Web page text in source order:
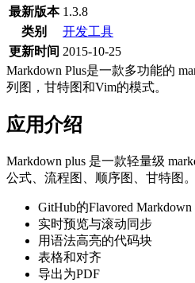
最新版本 1.3.8
类别
开发工具
更新时间 2015-10-25
Markdown Plus是一款多功能的
列图，甘特图和Vim的模式。
应用介绍
Markdown plus 是一款轻量级
公式、流程图、顺序图、甘特图。
GitHub的Flavored Markdown
实时预览与滚动同步
用语法高亮的代码块
表格和对齐
导出为PDF